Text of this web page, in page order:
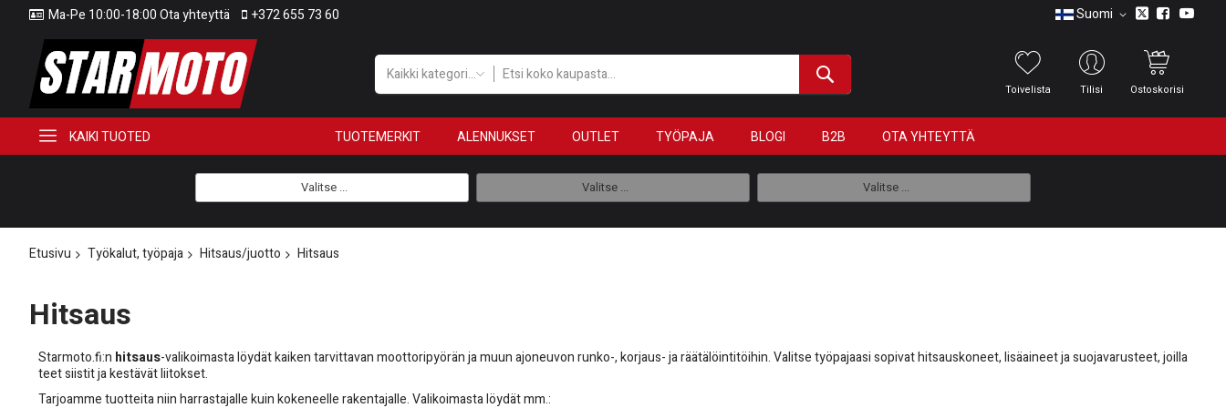
Ma-Pe 10:00-18:00 Ota yhteyttä +372 655 73 60 Suomi
Kaikki kategoriat
Toivelista Tilisi Ostoskorisi
KAIKI TUOTED TUOTEMERKIT ALENNUKSET OUTLET TYÖPAJA BLOGI B2B OTA YHTEYTTÄ
Valitse ... Valitse ... Valitse ...
Etusivu Työkalut, työpaja Hitsaus/juotto Hitsaus
Hitsaus
Starmoto.fi:n hitsaus-valikoimasta löydät kaiken tarvittavan moottoripyörän ja muun ajoneuvon runko-, korjaus- ja räätälöintitöihin. Valitse työpajaasi sopivat hitsauskoneet, lisäaineet ja suojavarusteet, joilla
teet siistit ja kestävät liitokset.
Tarjoamme tuotteita niin harrastajalle kuin kokeneelle rakentajalle. Valikoimasta löydät mm.: